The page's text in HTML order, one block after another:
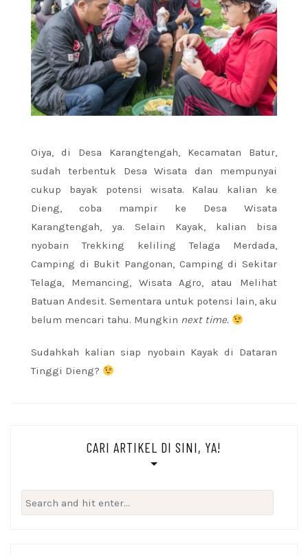
Oiya, di Desa Karangtengah, Kecamatan Batur,
sudah terbentuk Desa Wisata dan mempunyai
cukup bayak potensi wisata. Kalau kalian ke
Dieng, coba mampir ke Desa Wisata
Karangtengah, ya. Selain Kayak, kalian bisa
nyobain Trekking keliling Telaga Merdada,
Camping di Bukit Pangonan, Camping di Sekitar
Telaga, Memancing, Wisata Agro, atau Melihat
Batuan Andesit. Sementara untuk potensi lain, aku
belum mencari tahu. Mungkin next time.
Sudahkah kalian siap nyobain Kayak di Dataran
Tinggi Dieng?
CARI ARTIKEL DI SINI, YA!
Search
for: